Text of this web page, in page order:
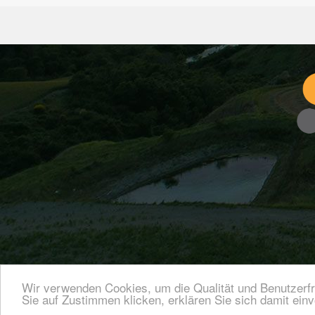
Wir verwenden Cookies, um die Qualität und
Sie auf Zustimmen klicken, erklären Sie sich damit
Copyright 2019 coNETZco /